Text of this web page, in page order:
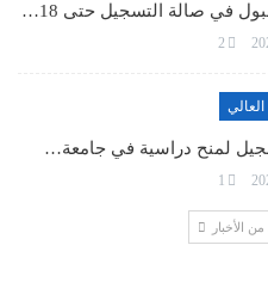
في صالة التسجيل حتى 18…
2
العالي
لمنح دراسية في جامعة…
1
الأخبار